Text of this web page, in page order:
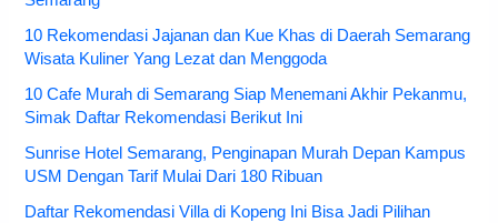
10 Rekomendasi Jajanan dan Kue Khas di Daerah Semarang
Wisata Kuliner Yang Lezat dan Menggoda
10 Cafe Murah di Semarang Siap Menemani Akhir Pekanmu,
Simak Daftar Rekomendasi Berikut Ini
Sunrise Hotel Semarang, Penginapan Murah Depan Kampus
USM Dengan Tarif Mulai Dari 180 Ribuan
Daftar Rekomendasi Villa di Kopeng Ini Bisa Jadi Pilihan